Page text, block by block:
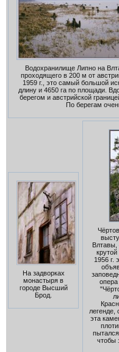
Водохранилище Липно на
проходящего в 200 м от
1959 г., это самый большой
длину и 4650 га по площади.
берегом и австрийской
По берегам
На задворках
монастыря в
городе Высший
Брод.
Влтавы,
1956 г.
легенде,
эта
чтобы